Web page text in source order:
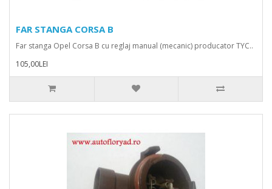
FAR STANGA CORSA B
Far stanga Opel Corsa B cu reglaj manual (mecanic) producator TYC..
105,00LEI